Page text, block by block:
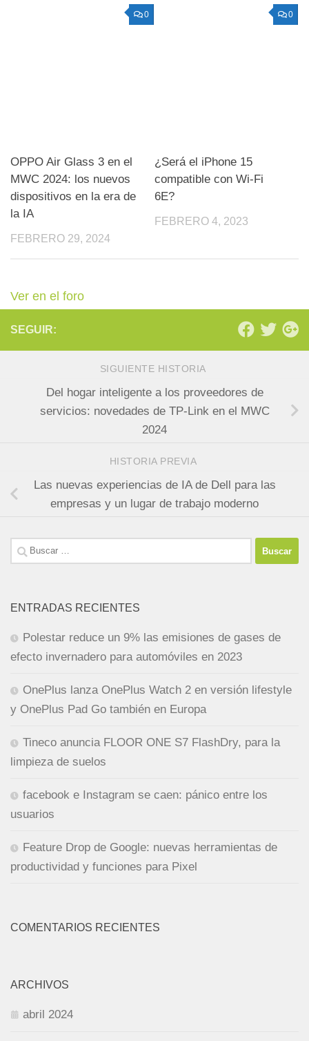
0
OPPO Air Glass 3 en el
MWC 2024: los nuevos
dispositivos en la era de
la IA
FEBRERO 29, 2024
0
¿Será el iPhone 15
compatible con Wi-Fi
6E?
FEBRERO 4, 2023
Ver en el foro
SEGUIR:
SIGUIENTE HISTORIA
Del hogar inteligente a los proveedores de
servicios: novedades de TP-Link en el MWC
2024
HISTORIA PREVIA
Las nuevas experiencias de IA de Dell para las
empresas y un lugar de trabajo moderno
Buscar:
ENTRADAS RECIENTES
Polestar reduce un 9% las emisiones de gases de
efecto invernadero para automóviles en 2023
OnePlus lanza OnePlus Watch 2 en versión lifestyle
y OnePlus Pad Go también en Europa
Tineco anuncia FLOOR ONE S7 FlashDry, para la
limpieza de suelos
facebook e Instagram se caen: pánico entre los
usuarios
Feature Drop de Google: nuevas herramientas de
productividad y funciones para Pixel
COMENTARIOS RECIENTES
ARCHIVOS
abril 2024